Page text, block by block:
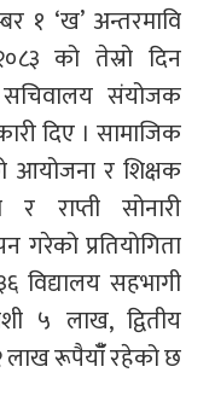
१ ‘ख’ अन्तरमावि
को तेस्रो दिन
संयोजक
दिए । सामाजिक
आयोजना र शिक्षक
राप्ती सोनारी
गरेको प्रतियोगिता
सहभागी
५ लाख, द्वितीय
लाख रूपैयाँँ रहेको छ